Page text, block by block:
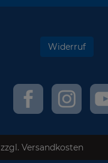
Widerruf
zzgl. Versandkosten